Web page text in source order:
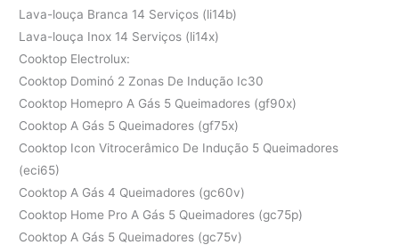
Lava-louça Branca 14 Serviços (li14b)
Lava-louça Inox 14 Serviços (li14x)
Cooktop Electrolux:
Cooktop Dominó 2 Zonas De Indução Ic30
Cooktop Homepro A Gás 5 Queimadores (gf90x)
Cooktop A Gás 5 Queimadores (gf75x)
Cooktop Icon Vitrocerâmico De Indução 5 Queimadores
(eci65)
Cooktop A Gás 4 Queimadores (gc60v)
Cooktop Home Pro A Gás 5 Queimadores (gc75p)
Cooktop A Gás 5 Queimadores (gc75v)